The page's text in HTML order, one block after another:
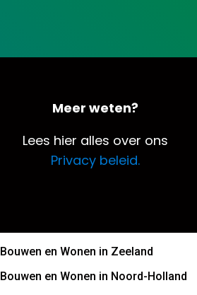
Meer weten?
Lees hier alles over ons
Privacy beleid.
Bouwen en Wonen in Zeeland
Bouwen en Wonen in Noord-Holland